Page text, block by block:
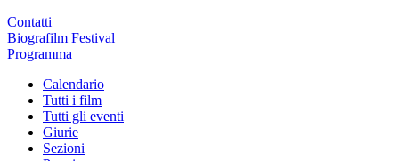
Contatti
Biografilm Festival
Programma
Calendario
Tutti i film
Tutti gli eventi
Giurie
Sezioni